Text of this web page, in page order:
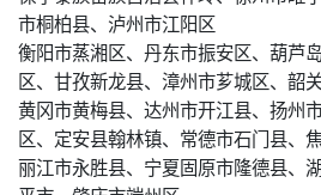
市桐柏县、泸州市江阳区
衡阳市蒸湘区、丹东市振安区、葫芦
区、甘孜新龙县、漳州市芗城区、韶
黄冈市黄梅县、达州市开江县、扬州
区、定安县翰林镇、常德市石门县、
丽江市永胜县、宁夏固原市隆德县、